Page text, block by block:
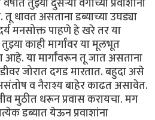
धावत असताना डब्याच्या उघड्या
मनसोक्त पाहणे हे खरे तर या
काही मार्गांवर या मूलभूत
या मार्गांवरून तू जात असताना
जोरात दगड मारतात. बहुदा असे
व नैराश्य बाहेर काढत असावेत.
मुठीत धरून प्रवास करायचा. मग
डब्यात येऊन प्रवाशांना